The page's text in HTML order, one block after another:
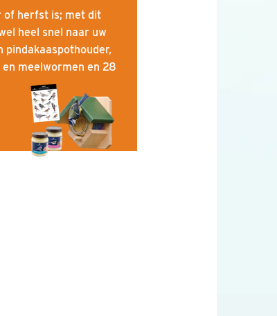
of herfst is; met dit
heel snel naar uw
pindakaaspothouder,
meelwormen en 28